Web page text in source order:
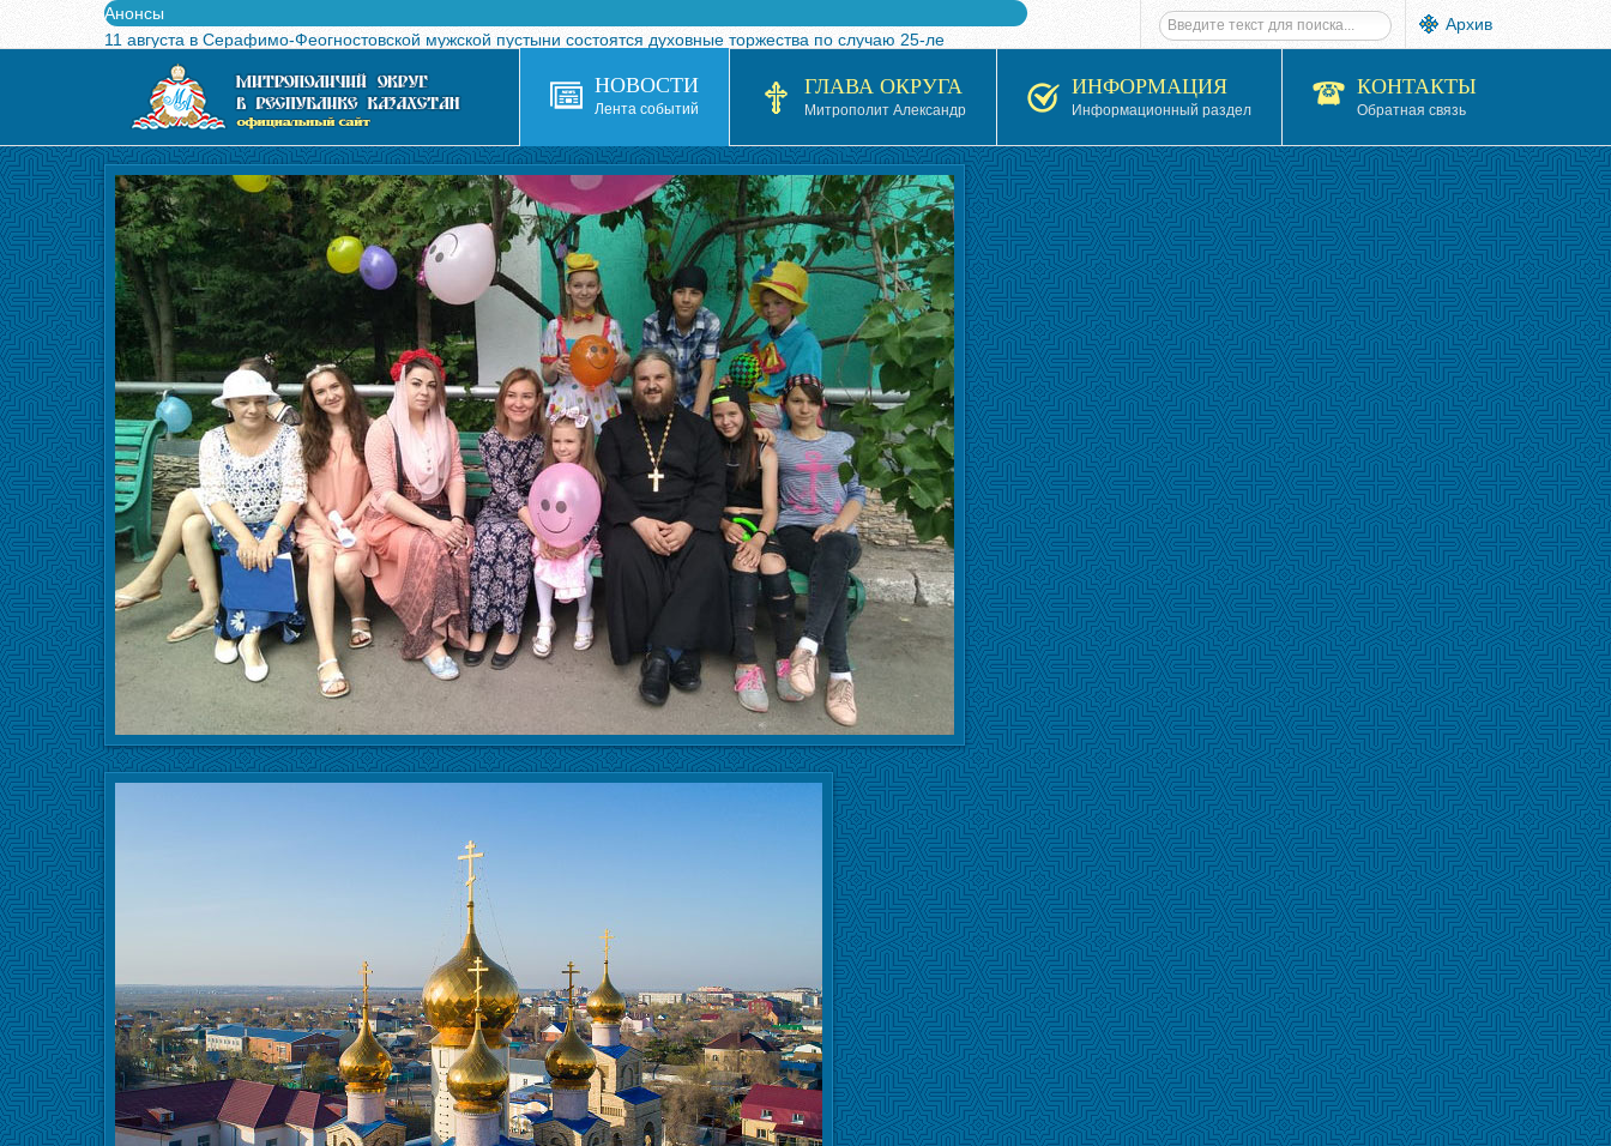
Анонсы
11 августа в Серафимо-Феогностовской мужской пустыни состоятся духовные торжества по случаю 25-ле
Выпущен в свет буклет о проведении Международного турнира по волейболу, посвященного 25-летию обр
Вышел в свет новый номер журнала «Свет Православия в Казахстане»
Вышла в свет монография «Управляющие Алма-Атинской епархией Русской Православной Церкви в 1927–19
Алма-Атинская духовная семинария объявляет прием документов на 2026-2027 учебный год
Архив
НОВОСТИ
Лента событий
ГЛАВА ОКРУГА
Митрополит Александр
ИНФОРМАЦИЯ
Информационный раздел
КОНТАКТЫ
Обратная связь